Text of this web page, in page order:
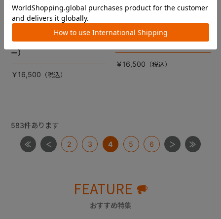
スゴカルα ４キャス ｃｏｍ
ｐａｃｔ エッグショック
ＨＴ 幌（ヘリンボングレ
ー）
￥16,500
スゴカルα ４キャス ｃｏｍ
ｐａｃｔ エッグショック
ＨＴ 幌（オルテガレット）
￥16,500
583件あります
2 3 4 5 6
FEATURE
おすすめ特集